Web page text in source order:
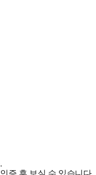
증 후 보실 수 있습니다.